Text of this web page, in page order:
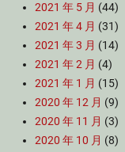
2021 年 5 月 (44)
2021 年 4 月 (31)
2021 年 3 月 (14)
2021 年 2 月 (4)
2021 年 1 月 (15)
2020 年 12 月 (9)
2020 年 11 月 (3)
2020 年 10 月 (8)